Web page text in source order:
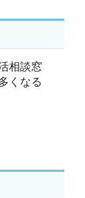
相談窓
くなる